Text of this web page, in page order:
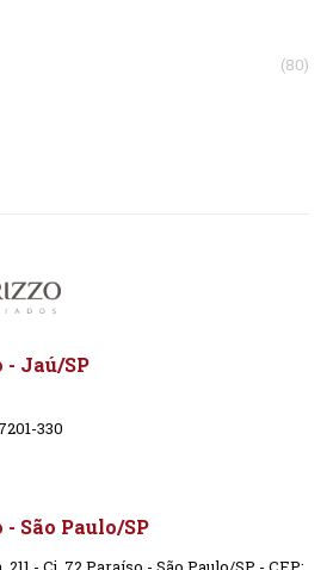
(80)
- Jaú/SP
330
São Paulo/SP